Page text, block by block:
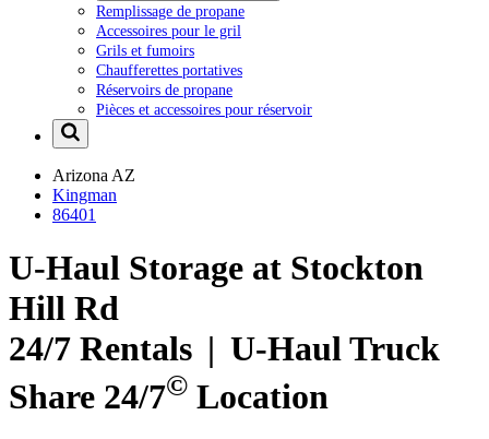
Remplissage de propane
Accessoires pour le gril
Grils et fumoirs
Chaufferettes portatives
Réservoirs de propane
Pièces et accessoires pour réservoir
Arizona AZ
Kingman
86401
U-Haul Storage at Stockton
Hill Rd
24/7 Rentals | U-Haul Truck
Share 24/7© Location